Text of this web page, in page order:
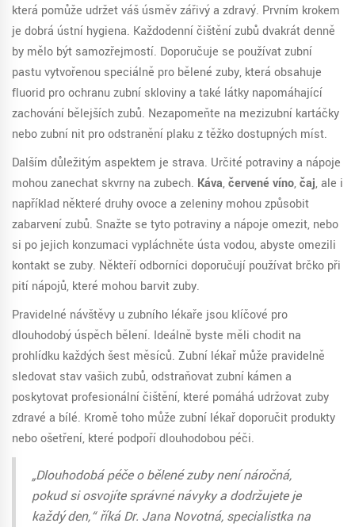
která pomůže udržet váš úsměv zářivý a zdravý. Prvním krokem
je dobrá ústní hygiena. Každodenní čištění zubů dvakrát denně
by mělo být samozřejmostí. Doporučuje se používat zubní
pastu vytvořenou speciálně pro bělené zuby, která obsahuje
fluorid pro ochranu zubní skloviny a také látky napomáhající
zachování bělejších zubů. Nezapomeňte na mezizubní kartáčky
nebo zubní nit pro odstranění plaku z těžko dostupných míst.
Dalším důležitým aspektem je strava. Určité potraviny a nápoje
mohou zanechat skvrny na zubech. Káva,červené víno,čaj, ale i
například některé druhy ovoce a zeleniny mohou způsobit
zabarvení zubů. Snažte se tyto potraviny a nápoje omezit, nebo
si po jejich konzumaci vypláchněte ústa vodou, abyste omezili
kontakt se zuby. Někteří odborníci doporučují používat brčko při
pití nápojů, které mohou barvit zuby.
Pravidelné návštěvy u zubního lékaře jsou klíčové pro
dlouhodobý úspěch bělení. Ideálně byste měli chodit na
prohlídku každých šest měsíců. Zubní lékař může pravidelně
sledovat stav vašich zubů, odstraňovat zubní kámen a
poskytovat profesionální čištění, které pomáhá udržovat zuby
zdravé a bílé. Kromě toho může zubní lékař doporučit produkty
nebo ošetření, které podpoří dlouhodobou péči.
„Dlouhodobá péče o bělené zuby není náročná,
pokud si osvojíte správné návyky a dodržujete je
každý den,“ říká Dr. Jana Novotná, specialistka na